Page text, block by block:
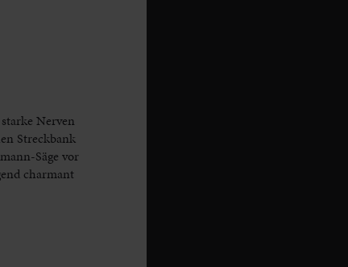
Nerven
Streckbank
Säge vor
charmant